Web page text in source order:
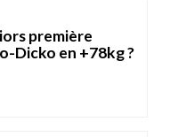
première
Dicko en +78kg ?